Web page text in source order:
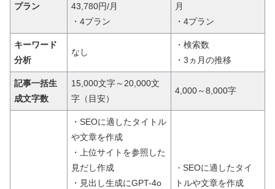
プラン
43,780円/月
・4プラン
月
・4プラン
キーワード
分析
なし
・検索数
・3ヵ月の推移
記事一括生
成文字数
15,000文字～20,000文
字（目安）
4,000～8,000字
・SEOに適したタイトル
や文章を作成
・上位サイトを参照した
見だし作成
・見出し生成にGPT-4o
・SEOに適したタイ
トルや文章を作成